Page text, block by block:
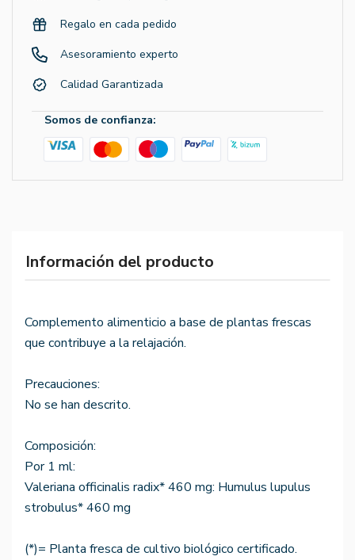
Regalo en cada pedido
Asesoramiento experto
Calidad Garantizada
Somos de confianza:
Información del producto
Complemento alimenticio a base de plantas frescas
que contribuye a la relajación.
Precauciones:
No se han descrito.
Composición:
Por 1 ml:
Valeriana officinalis radix* 460 mg: Humulus lupulus
strobulus* 460 mg
(*)= Planta fresca de cultivo biológico certificado.